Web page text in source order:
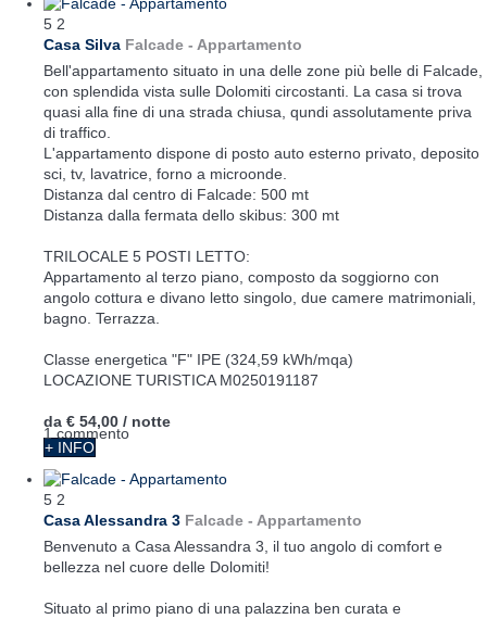
5 2
Casa Silva Falcade - Appartamento
Bell'appartamento situato in una delle zone più belle di Falcade,
con splendida vista sulle Dolomiti circostanti. La casa si trova
quasi alla fine di una strada chiusa, qundi assolutamente priva
di traffico.
L'appartamento dispone di posto auto esterno privato, deposito
sci, tv, lavatrice, forno a microonde.
Distanza dal centro di Falcade: 500 mt
Distanza dalla fermata dello skibus: 300 mt
TRILOCALE 5 POSTI LETTO:
Appartamento al terzo piano, composto da soggiorno con
angolo cottura e divano letto singolo, due camere matrimoniali,
bagno. Terrazza.
Classe energetica "F" IPE (324,59 kWh/mqa)
LOCAZIONE TURISTICA M0250191187
1 commento
da € 54,00 / notte
+ INFO
5 2
Casa Alessandra 3 Falcade - Appartamento
Benvenuto a Casa Alessandra 3, il tuo angolo di comfort e
bellezza nel cuore delle Dolomiti!
Situato al primo piano di una palazzina ben curata e